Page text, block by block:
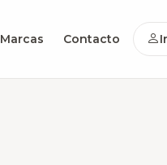
Marcas Contacto